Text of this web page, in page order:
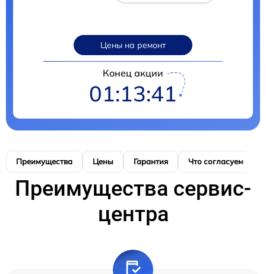
Цены на ремонт
Конец акции
01:13:40
Преимущества Цены Гарантия Что согласуем
Преимущества сервис-
центра